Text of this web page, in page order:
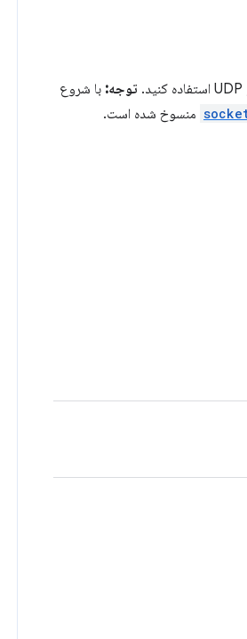
توجه: با شروع
منسوخ شده است.